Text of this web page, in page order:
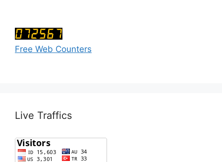
Free Web Counters
Live Traffics